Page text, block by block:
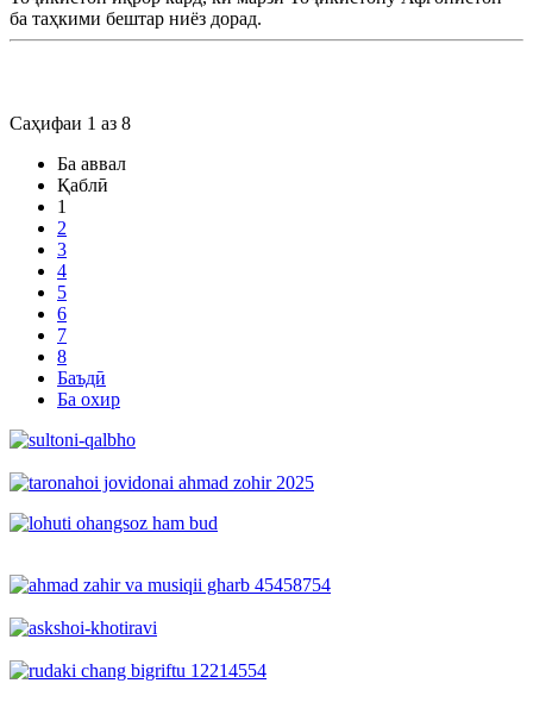
ба таҳкими бештар ниёз дорад.
Саҳифаи 1 аз 8
Ба аввал
Қаблӣ
1
2
3
4
5
6
7
8
Баъдӣ
Ба охир